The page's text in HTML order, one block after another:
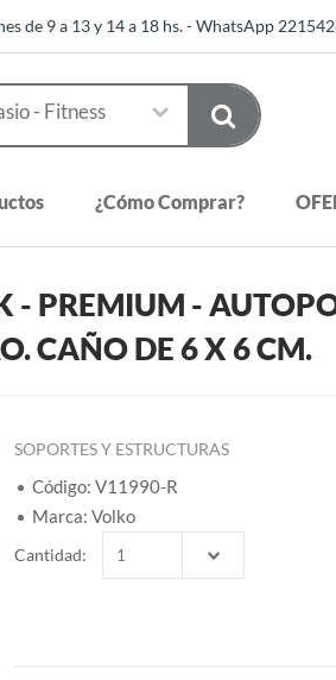
de 9 a 13 y 14 a 18 hs. - WhatsApp
¿Cómo Comprar?
- PREMIUM -
CAÑO DE 6 X 6 CM.
SOPORTES Y ESTRUCTURAS
Código: V11990-R
Marca: Volko
Cantidad: